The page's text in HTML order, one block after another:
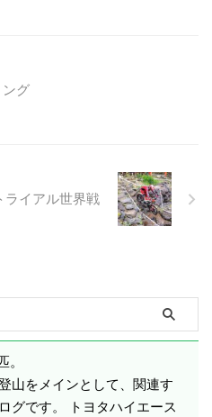
グ
ライアル世界戦
山をメインとして、関連す
グです。 トヨタハイエース